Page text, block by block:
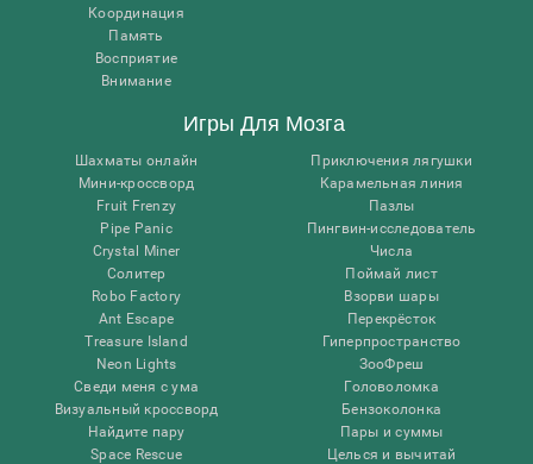
Координация
Память
Восприятие
Внимание
Игры Для Мозга
Шахматы онлайн
Мини-кроссворд
Fruit Frenzy
Pipe Panic
Crystal Miner
Солитер
Robo Factory
Ant Escape
Treasure Island
Neon Lights
Сведи меня с ума
Визуальный кроссворд
Найдите пару
Space Rescue
Приключения лягушки
Карамельная линия
Пазлы
Пингвин-исследователь
Числа
Поймай лист
Взорви шары
Перекрёсток
Гиперпространство
ЗооФреш
Головоломка
Бензоколонка
Пары и суммы
Целься и вычитай